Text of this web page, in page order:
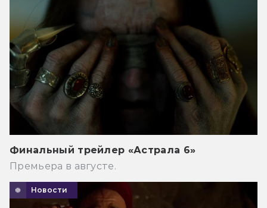
Финальный трейлер «Астрала 6»
Премьера в августе.
Новости